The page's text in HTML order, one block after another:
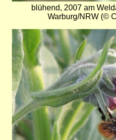
blühend, 2007 am
Warburg/NRW (©
Bild